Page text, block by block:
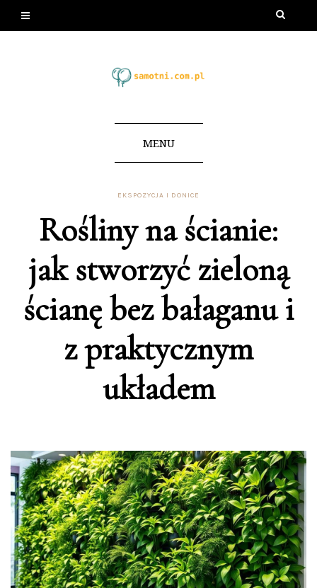
MENU
EKSPOZYCJA I DONICE
Rośliny na ścianie:
jak stworzyć zieloną
ścianę bez bałaganu i
z praktycznym
układem